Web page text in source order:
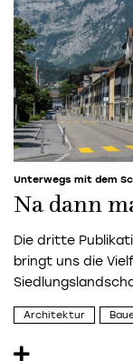
Unterwegs mit dem
Na dann
Die dritte
bringt uns die
Architektur